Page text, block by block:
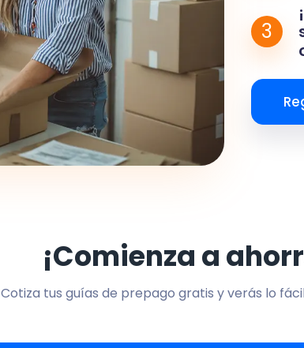
3
¡Comienza a
Cotiza tus guías de prepago gratis y verás lo